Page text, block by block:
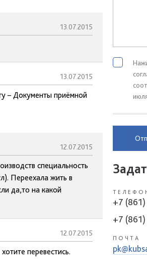
13.07.2015
13.07.2015
– Документы приёмной
12.07.2015
специальность
Переехала жить в
да,то на какой
12.07.2015
перевестись.
+7
+7
ПОЧТА